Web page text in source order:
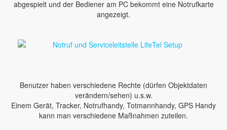
abgespielt und der Bediener am PC bekommt eine Notrufkarte
angezeigt.
Benutzer haben verschiedene Rechte (dürfen Objektdaten
verändern/sehen) u.s.w.
Einem Gerät, Tracker, Notrufhandy, Totmannhandy, GPS Handy
kann man verschiedene Maßnahmen zuteilen.